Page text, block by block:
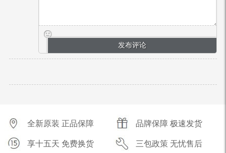
全新原装 正品保障 品牌保障 极速发货
享十五天 免费换货 三包政策 无忧售后